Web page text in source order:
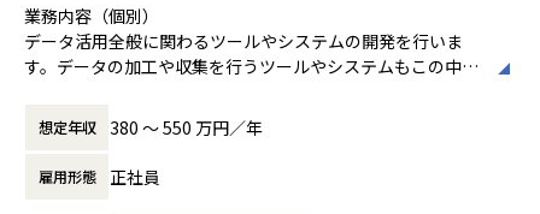
これまで実施してきたプロジェクトに加え、機械学習で解く
べきタスクの多様化、カメラ映像以外の観測モダリティの増
学習の知見を活かし、自律的に技術的な課題を発見し、成果
的に実施
・上長との1on1 MTG：隔週開催
・雑談会（ざっくばらんに会話する交流会、任意参加）：毎
・知識共有セミナー（過去の事例やインプット内容の共有)：
・レビュー会（プロジェクトのアウトラインの事前検討・改
事業も着実に成長し、更なるアクセルを踏むフェーズとなっ
ており
を行う運びとなりました。
■業務の概要
業務内容（個別）
データ活用全般に関わるツールやシステムの開発を行いま
す。データの加工や収集を行うツールやシステムもこの中に
また、コンサルティング事業への技術的な支援も業務内容の
一部として担当していただきます。
具体的な業務の例
想定年収 380 〜 550 万円／年
雇用形態 正社員